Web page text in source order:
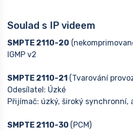
Soulad s IP videem
SMPTE 2110-20
IGMP v2
SMPTE 2110-21 (Tvarování
Odesílatel: Úzké
Přijímač: úzký, široký synchronní,
SMPTE 2110-30 (PCM)